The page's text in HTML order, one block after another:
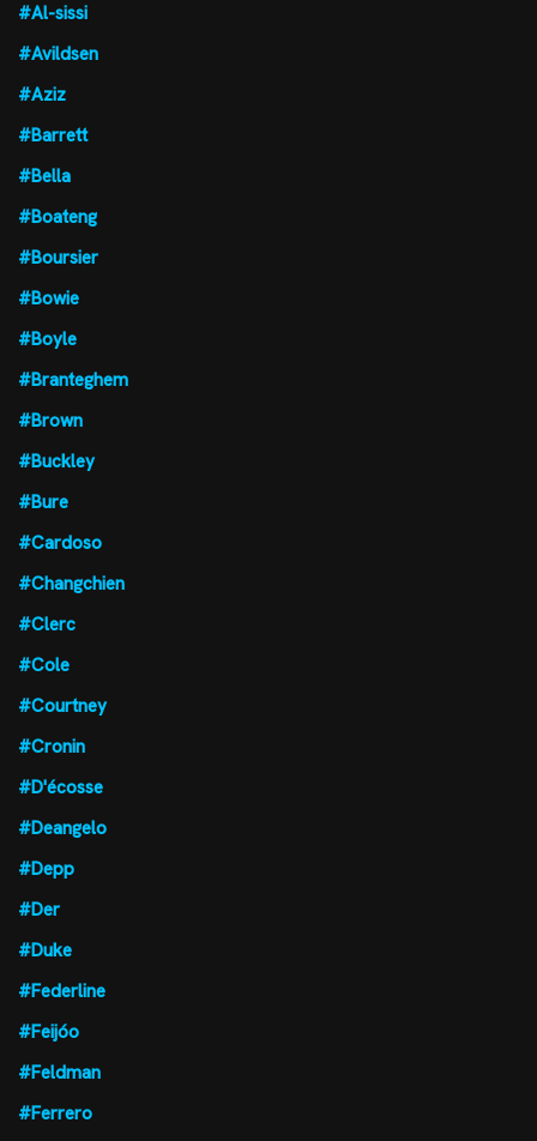
#Al-sissi
#Avildsen
#Aziz
#Barrett
#Bella
#Boateng
#Boursier
#Bowie
#Boyle
#Branteghem
#Brown
#Buckley
#Bure
#Cardoso
#Changchien
#Clerc
#Cole
#Courtney
#Cronin
#D'écosse
#Deangelo
#Depp
#Der
#Duke
#Federline
#Feijóo
#Feldman
#Ferrero